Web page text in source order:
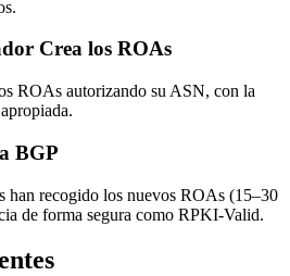
Crea los ROAs
ROAs autorizando su ASN, con la
BGP
han recogido los nuevos ROAs (15–30
de forma segura como RPKI-Valid.